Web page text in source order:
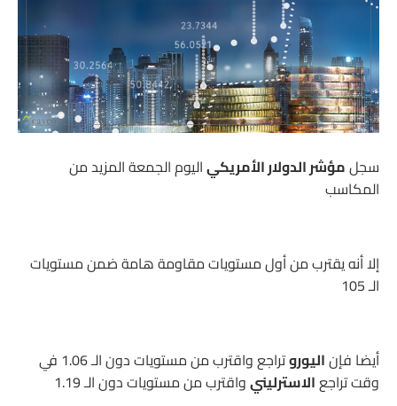
سجلمؤشر الدولار الأمريكياليوم الجمعة المزيد من
المكاسب
إلا أنه يقترب من أول مستويات مقاومة هامة ضمن مستويات
الـ 105
أيضا فإناليورو
تراجع واقترب من مستويات دون الـ 1.06 في
وقت تراجعالاسترلينيواقترب من مستويات دون الـ 1.19